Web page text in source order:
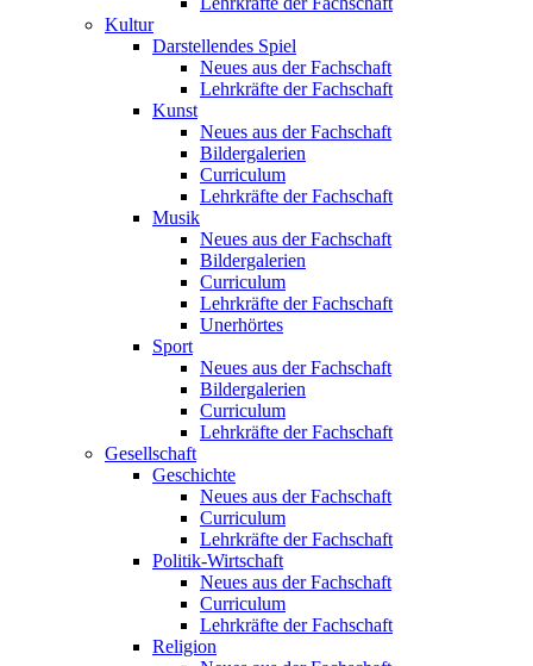
Kultur
Darstellendes Spiel
Neues aus der Fachschaft
Lehrkräfte der Fachschaft
Kunst
Neues aus der Fachschaft
Bildergalerien
Curriculum
Lehrkräfte der Fachschaft
Musik
Neues aus der Fachschaft
Bildergalerien
Curriculum
Lehrkräfte der Fachschaft
Unerhörtes
Sport
Neues aus der Fachschaft
Bildergalerien
Curriculum
Lehrkräfte der Fachschaft
Gesellschaft
Geschichte
Neues aus der Fachschaft
Curriculum
Lehrkräfte der Fachschaft
Politik-Wirtschaft
Neues aus der Fachschaft
Curriculum
Lehrkräfte der Fachschaft
Religion